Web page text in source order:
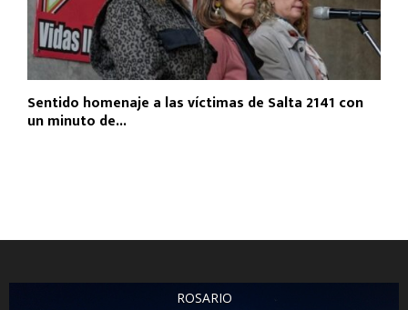
Sentido homenaje a las víctimas de Salta 2141 con
un minuto de...
ROSARIO